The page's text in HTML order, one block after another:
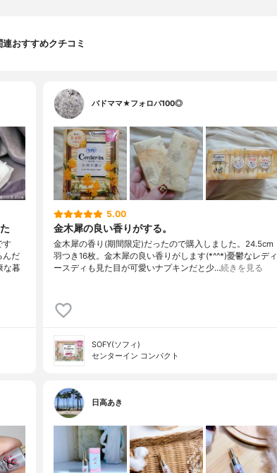
連おすすめクチコミ
す
んだ
な暮
バドママ★フォロバ100◎
5.00
金木犀の良い香りがする。
金木犀の香り(期間限定)だったので購入しました。24.5cm
羽つき16枚。金木犀の良い香りがします(*^^*)憂鬱なレディ
ースディも見た目が可愛いナプキンだと少…続きを見る
SOFY(ソフィ)
センターイン コンパクト
日高あき